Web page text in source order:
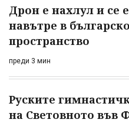
Дрон е нахлул и се
навътре в
пространство
преди 3 мин
Руските
на Световното във